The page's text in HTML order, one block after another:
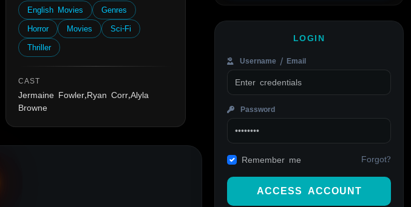
English Movies
Genres
Horror
Movies
Sci-Fi
Thriller
CAST
Jermaine Fowler,Ryan Corr,Alyla
Browne
LOGIN
Username / Email
Password
Remember me Forgot?
ACCESS ACCOUNT